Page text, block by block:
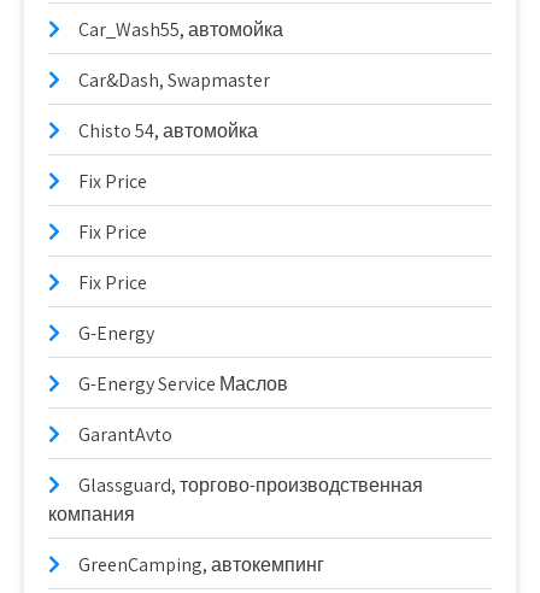
Car_Wash55, автомойка
Car&Dash, Swapmaster
Chisto 54, автомойка
Fix Price
Fix Price
Fix Price
G-Energy
G-Energy Service Маслов
GarantAvto
Glassguard, торгово-производственная
компания
GreenCamping, автокемпинг